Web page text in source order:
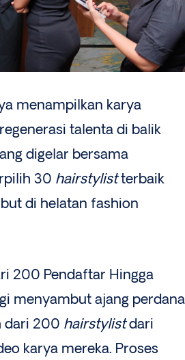
menampilkan karya
talenta di balik
digelar bersama
30 hairstylistterbaik
di helatan fashion
200 Pendaftar Hingga
menyambut ajang perdana
dari 200 hairstylistdari
karya mereka. Proses